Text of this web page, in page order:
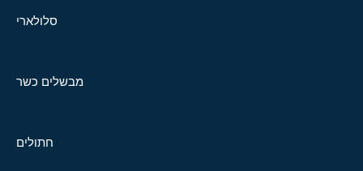
סלולארי
מבשלים כשר
חתולים